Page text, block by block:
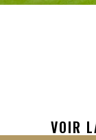
VOIR